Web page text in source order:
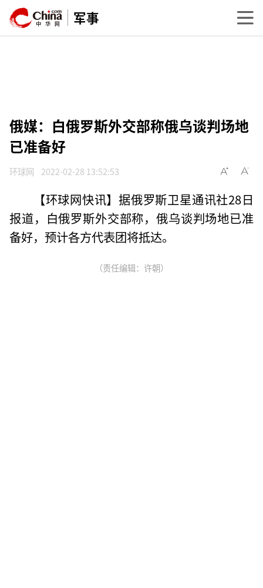
军事
俄媒：白俄罗斯外交部称俄乌谈判场地
已准备好
环球网 2022-02-28 13:52:53
【环球网快讯】据俄罗斯卫星通讯社28日
报道，白俄罗斯外交部称，俄乌谈判场地已准
备好，预计各方代表团将抵达。
（责任编辑：许朝）